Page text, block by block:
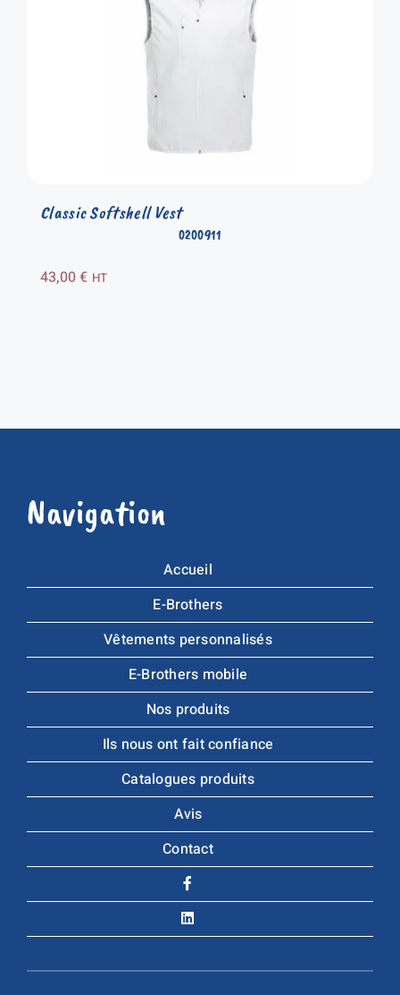
0200911
Classic Softshell Vest
43,00€ HT
Navigation
Accueil
E-Brothers
Vêtements personnalisés
E-Brothers mobile
Nos produits
Ils nous ont fait confiance
Catalogues produits
Avis
Contact